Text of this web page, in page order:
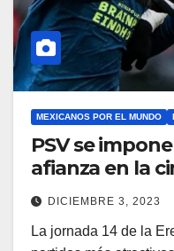
MEXICANOS POR EL MUNDO
PSV se
afianza en la
DICIEMBRE 3, 2023
La jornada 14 de la